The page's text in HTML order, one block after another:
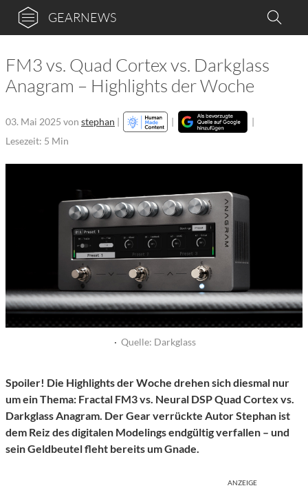
GEARNEWS
FM3 vs. Quad Cortex vs. Darkglass
Anagram – Highlights der Woche
03. Mai 2025 von stephan | |
|
Lesezeit: 5 Min
· Quelle: Darkglass
Spoiler! Die Highlights der Woche drehen sich diesmal nur
um ein Thema: Fractal FM3 vs. Neural DSP Quad Cortex vs.
Darkglass Anagram. Der Gear verrückte Autor Stephan ist
dem Reiz des digitalen Modelings endgültig verfallen – und
sein Geldbeutel fleht bereits um Gnade.
ANZEIGE